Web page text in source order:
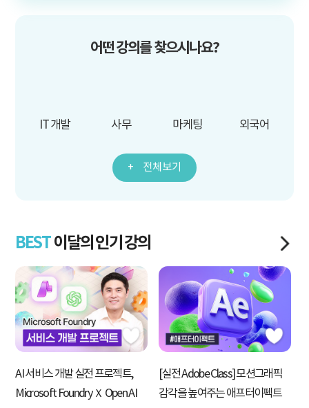
어떤 강의를 찾으시나요?
IT 개발 사무 마케팅 외국어
전체보기
BEST이달의 인기 강의
AI 서비스 개발 실전 프로젝트,
Microsoft Foundry Ｘ Open AI
[실전 Adobe Class] 모션그래픽
감각을 높여주는 애프터이펙트